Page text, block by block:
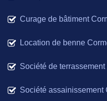
Curage de bâtiment
Location de benne
Société de
Société assainissement